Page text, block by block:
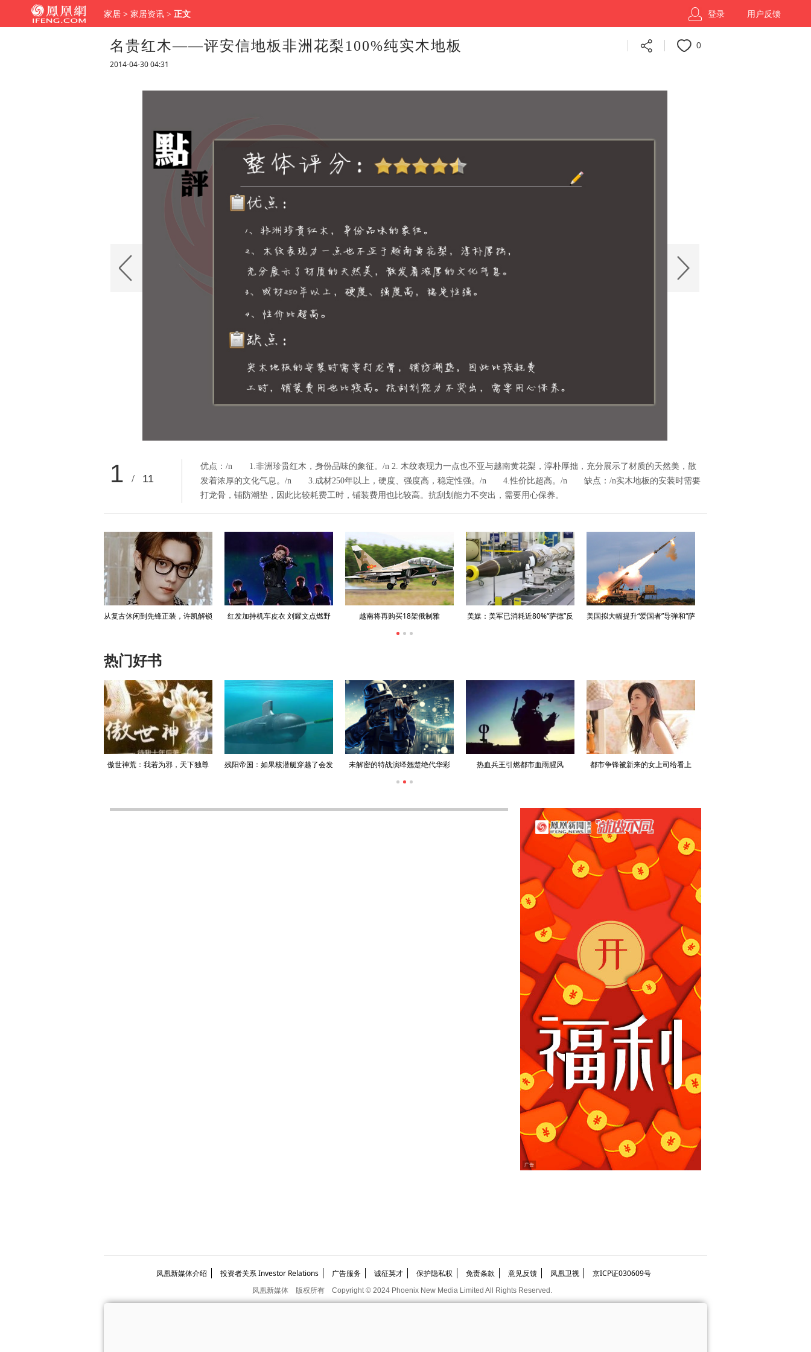
家居 > 家居资讯 > 正文 用户反馈
登录
名贵红木——评安信地板非洲花梨100%纯实木地板
2014-04-30 04:31
0
1 / 11
优点：/n 1.非洲珍贵红木，身份品味的象征。/n 2. 木纹表现力一点也不亚与越南黄花梨，淳朴厚拙，充分展示了材质的天然美，散
发着浓厚的文化气息。/n 3.成材250年以上，硬度、强度高，稳定性强。/n 4.性价比超高。/n 缺点：/n实木地板的安装时需要
打龙骨，铺防潮垫，因此比较耗费工时，铺装费用也比较高。抗刮划能力不突出，需要用心保养。
红发加持机车皮衣 刘耀文点燃野
越南将再购买18架俄制雅
美媒：美军已消耗近80%“萨德”反
美国拟大幅提升“爱国者”导弹和“萨
德”系统产能
俄北方舰队在巴伦之海军演，导弹
漫步城市霓虹夜色，杨紫演绎复古
热门好书
傲世神荒：我若为邪，天下独尊
残阳帝国：如果核潜艇穿越了会发
未解密的特战演绎翘楚绝代华彩 热血兵王引燃都市血雨腥风 都市争锋被新来的女上司给看上
凤凰新媒体介绍 投资者关系 Investor Relations 广告服务 诚征英才 保护隐私权 免责条款 意见反馈 凤凰卫视 京ICP证030609号
凤凰新媒体 版权所有 Copyright © 2024 Phoenix New Media Limited All Rights Reserved.